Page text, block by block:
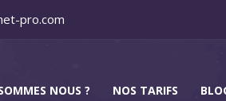
pro.com
NOUS ? NOS TARIFS